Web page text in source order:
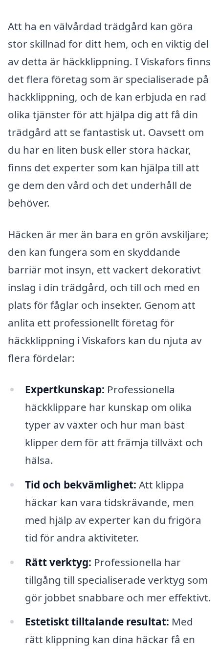
Att ha en välvårdad trädgård kan göra
stor skillnad för ditt hem, och en viktig del
av detta är häckklippning. I Viskafors finns
det flera företag som är specialiserade på
häckklippning, och de kan erbjuda en rad
olika tjänster för att hjälpa dig att få din
trädgård att se fantastisk ut. Oavsett om
du har en liten busk eller stora häckar,
finns det experter som kan hjälpa till att
ge dem den vård och det underhåll de
behöver.
Häcken är mer än bara en grön avskiljare;
den kan fungera som en skyddande
barriär mot insyn, ett vackert dekorativt
inslag i din trädgård, och till och med en
plats för fåglar och insekter. Genom att
anlita ett professionellt företag för
häckklippning i Viskafors kan du njuta av
flera fördelar:
Expertkunskap: Professionella
häckklippare har kunskap om olika
typer av växter och hur man bäst
klipper dem för att främja tillväxt och
hälsa.
Tid och bekvämlighet: Att klippa
häckar kan vara tidskrävande, men
med hjälp av experter kan du frigöra
tid för andra aktiviteter.
Rätt verktyg: Professionella har
tillgång till specialiserade verktyg som
gör jobbet snabbare och mer effektivt.
Estetiskt tilltalande resultat: Med
rätt klippning kan dina häckar få en